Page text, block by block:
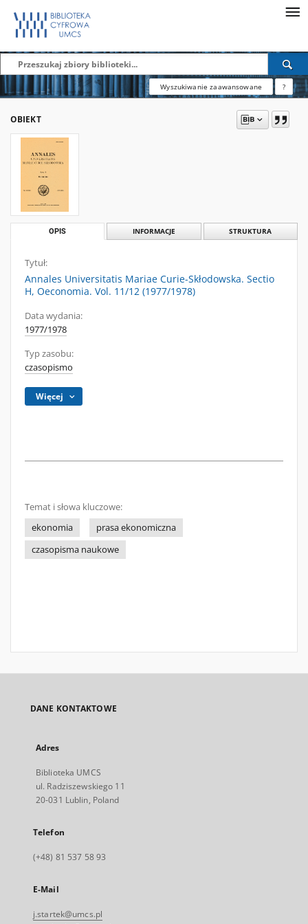
Wyszukiwanie zaawansowane ?
OBIEKT
OPIS INFORMACJE STRUKTURA
Tytuł:
Annales Universitatis Mariae Curie-Skłodowska. Sectio
H, Oeconomia. Vol. 11/12 (1977/1978)
Data wydania:
1977/1978
Typ zasobu:
czasopismo
Więcej
Temat i słowa kluczowe:
ekonomia
prasa ekonomiczna
czasopisma naukowe
DANE KONTAKTOWE
Adres
Biblioteka UMCS
ul. Radziszewskiego 11
20-031 Lublin, Poland
Telefon
(+48) 81 537 58 93
E-Mail
j.startek@umcs.pl